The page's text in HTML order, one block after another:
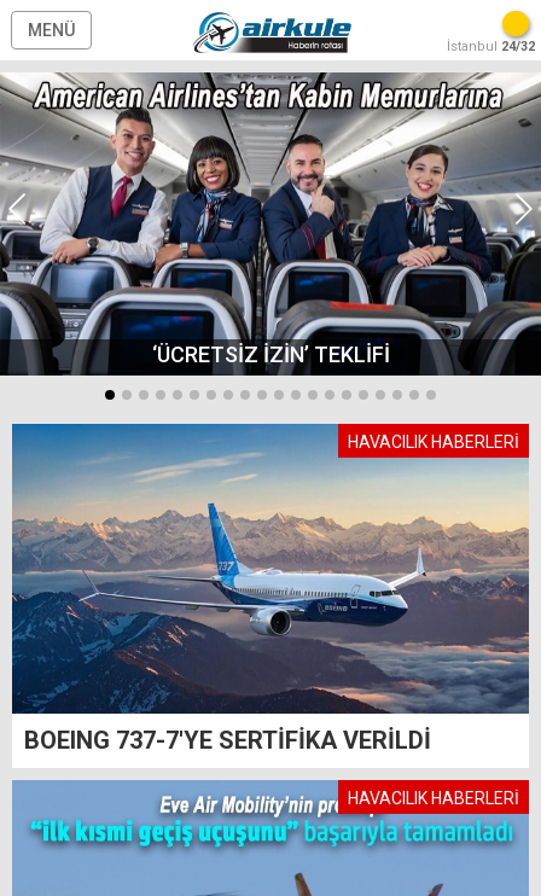
MENÜ
İstanbul 24/32
‘ÜCRETSİZ İZİN’ TEKLİFİ
HAVACILIK HABERLERİ
BOEING 737-7'YE SERTİFİKA VERİLDİ
HAVACILIK HABERLERİ